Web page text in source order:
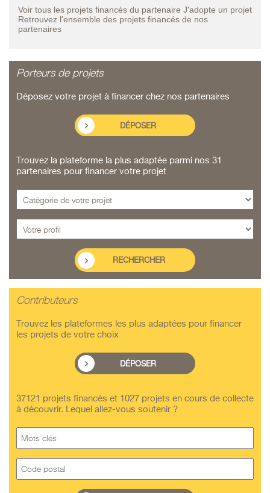
Voir tous les projets financés du partenaire J'adopte un projet
Retrouvez l'ensemble des projets financés de nos
partenaires
Porteurs de projets
Déposez votre projet à financer chez nos partenaires
DÉPOSER
Trouvez la plateforme la plus adaptée parmi nos 31
partenaires pour financer votre projet
Contributeurs
Trouvez les plateformes les plus adaptées pour financer
les projets de votre choix
DÉPOSER
37121 projets financés et 1027 projets en cours de collecte
à découvrir. Lequel allez-vous soutenir ?